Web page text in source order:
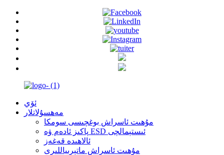
ئۆي
مەھسۇلاتلار
مۇھىت ئاسراش بوغچىسى سومكا
پاكىز ئادەم ۋە ESD ئىستېمالچى
ئالاھىدە قەغەز
مۇھىت ئاسراش ماتېرىياللىرى